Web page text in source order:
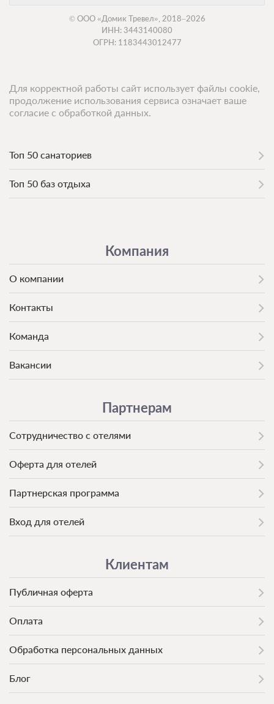
© ООО «Домик Тревел», 2018–2026
ИНН: 3443140080
ОГРН: 1183443012477
Топ 50 санаториев
Топ 50 баз отдыха
Компания
О компании
Контакты
Команда
Вакансии
Партнерам
Сотрудничество с отелями
Оферта для отелей
Партнерская программа
Вход для отелей
Клиентам
Публичная оферта
Оплата
Обработка персональных данных
Блог
Для корректной работы сайт использует файлы cookie,
продолжение использования сервиса означает ваше
согласие с обработкой данных.